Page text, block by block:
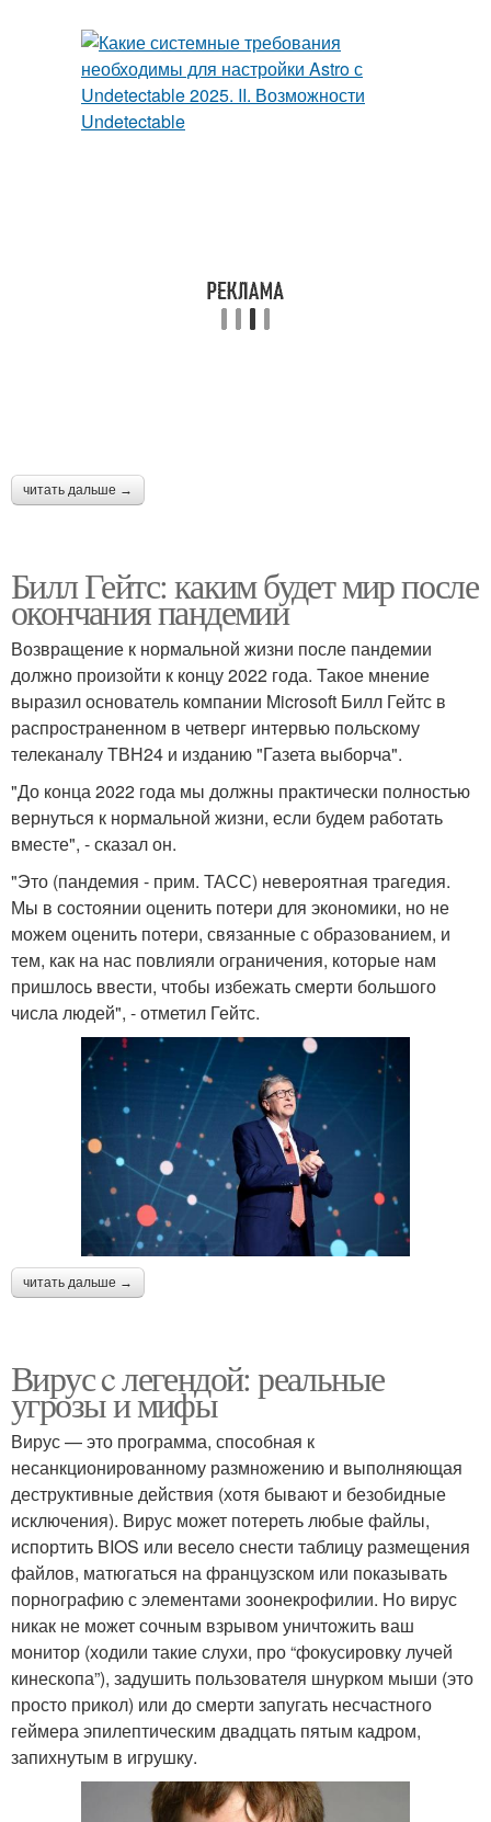
читать дальше →
Билл Гейтс: каким будет мир после
окончания пандемии
Возвращение к нормальной жизни после пандемии
должно произойти к концу 2022 года. Такое мнение
выразил основатель компании Microsoft Билл Гейтс в
распространенном в четверг интервью польскому
телеканалу ТВН24 и изданию "Газета выборча".
"До конца 2022 года мы должны практически полностью
вернуться к нормальной жизни, если будем работать
вместе", - сказал он.
"Это (пандемия - прим. ТАСС) невероятная трагедия.
Мы в состоянии оценить потери для экономики, но не
можем оценить потери, связанные с образованием, и
тем, как на нас повлияли ограничения, которые нам
пришлось ввести, чтобы избежать смерти большого
числа людей", - отметил Гейтс.
читать дальше →
Вирус c легендой: реальные
угрозы и мифы
Вирус — это программа, способная к
несанкционированному размножению и выполняющая
деструктивные действия (хотя бывают и безобидные
исключения). Вирус может потереть любые файлы,
испортить BIOS или весело снести таблицу размещения
файлов, матюгаться на французском или показывать
порнографию с элементами зоонекрофилии. Но вирус
никак не может сочным взрывом уничтожить ваш
монитор (ходили такие слухи, про “фокусировку лучей
кинескопа”), задушить пользователя шнурком мыши (это
просто прикол) или до смерти запугать несчастного
геймера эпилептическим двадцать пятым кадром,
запихнутым в игрушку.